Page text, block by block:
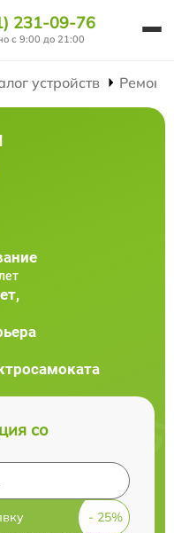
231-09-76
с 9:00 до 21:00
устройств Ремонт
со